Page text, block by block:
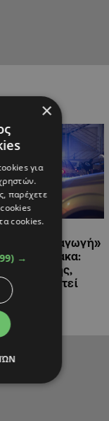
στην «απαγωγή»
στη Λάρνακα:
επίθεσης,
να εμφανιστεί
×
για
παρέχετε
cookies.
→